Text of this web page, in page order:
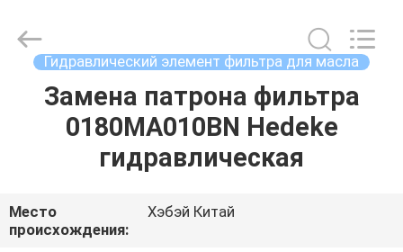
ДОМ
ПРОДУКТЫ
ВИДЕО
Reserved. Гидравлический элемент фильтра для масла
Замена патрона фильтра
0180MA010BN Hedeke
гидравлическая
Место
происхождения:
Хэбэй Китай